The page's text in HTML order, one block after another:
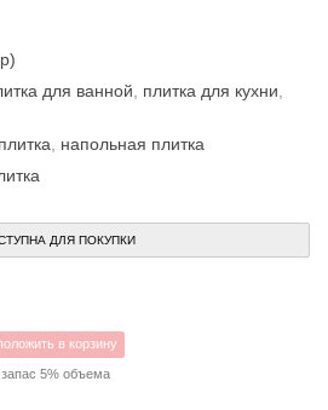
для ванной плитка для кухни
напольная плитка
ДЛЯ ПОКУПКИ
в корзину
5% объема